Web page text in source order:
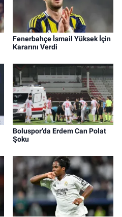
Fenerbahçe İsmail Yüksek İçin
Kararını Verdi
Boluspor’da Erdem Can Polat
Şoku